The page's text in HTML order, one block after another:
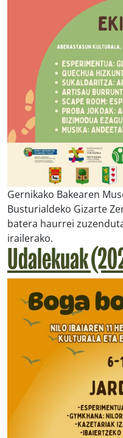
Gernikako Bakearen
Busturialdeko Gizarte
batera haurrei
irailerako.
Udalekuak